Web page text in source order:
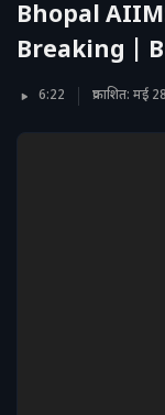
Bhopal
Breaking |
6:22 प्रकाशित: मई